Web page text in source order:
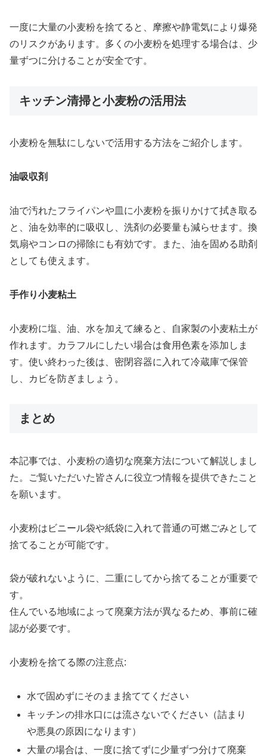
一度に大量の小麦粉を捨てると、摩擦や静電気により爆発
のリスクがあります。多くの小麦粉を処理する場合は、少
量ずつに分けることが安全です。
キッチン清掃と小麦粉の活用法
小麦粉を無駄にしないで活用する方法をご紹介します。
油吸収剤
油で汚れたフライパンや皿に小麦粉を振りかけて拭き取る
と、油を効率的に吸収し、洗剤の必要量も減らせます。換
気扇やコンロの掃除にも有効です。また、油を固める助剤
としても使えます。
手作り小麦粘土
小麦粉に塩、油、水を加えて練ると、自家製の小麦粘土が
作れます。カラフルにしたい場合は食用色素を添加しま
す。使い終わった後は、密閉容器に入れて冷蔵庫で保管
し、カビを防ぎましょう。
まとめ
本記事では、小麦粉の適切な廃棄方法について解説しまし
た。ご覧いただいた皆さんに役立つ情報を提供できたこと
を願います。
小麦粉はビニール袋や紙袋に入れて普通の可燃ごみとして
捨てることが可能です。
袋が破れないように、二重にしてから捨てることが重要で
す。
住んでいる地域によって廃棄方法が異なるため、事前に確
認が必要です。
小麦粉を捨てる際の注意点:
水で固めずにそのまま捨ててください
キッチンの排水口には流さないでください（詰まり
や悪臭の原因になります）
大量の場合は、一度に捨てずに少量ずつ分けて廃棄